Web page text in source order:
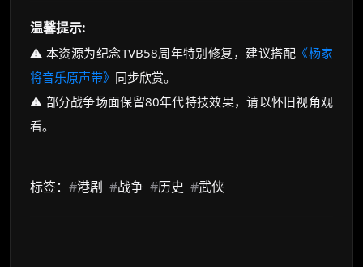
温馨提示:
⚠️ 本资源为纪念TVB58周年特别修复，建议搭配 《杨家
将音乐原声带》 同步欣赏。
⚠️ 部分战争场面保留80年代特技效果，请以怀旧视角观
看。
标签： #港剧 #战争 #历史 #武侠